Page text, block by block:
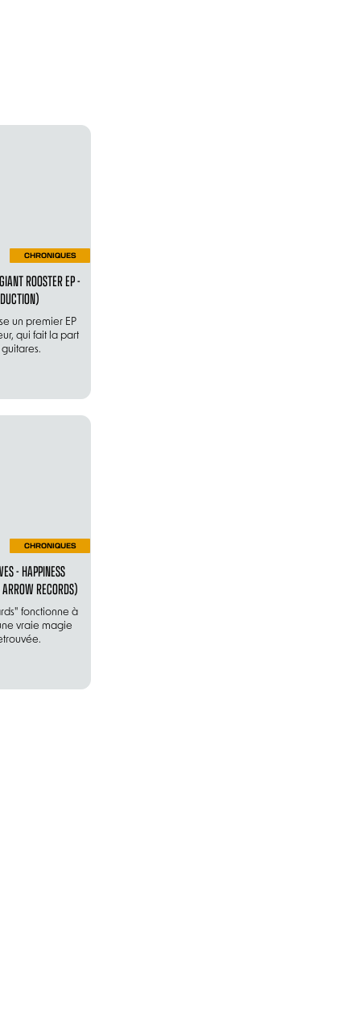
CHRONIQUES
ROOSTER EP -
un premier EP
qui fait la part
CHRONIQUES
- HAPPINESS
RECORDS)
fonctionne à
vraie magie